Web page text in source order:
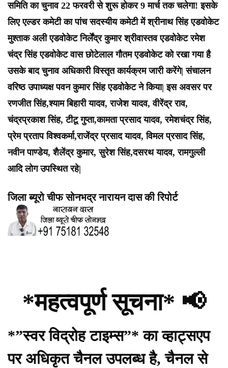
समिति का चुनाव 22 फरवरी से शुरू होकर 9 मार्च तक चलेगा! इसके
लिए एल्डर कमेटी का पांच सदस्यीय कमेटी में श्रीनाथ सिंह एडवोकेट
मुश्ताक अली एडवोकेट निर्लेंद्र कुमार श्रीवास्तव एडवोकेट रमेश
चंद्र सिंह एडवोकेट वास छोटेलाल गौतम एडवोकेट को रखा गया है
उसके बाद चुनाव अधिकारी विस्तृत कार्यक्रम जारी करेंगे| संचालन
वरिष्ठ उपाध्यक्ष पवन कुमार सिंह एडवोकेट ने किया| इस अवसर पर
रणजीत सिंह,श्याम बिहारी यादव, राजेश यादव, वीरेंद्र राव,
चंद्रप्रकाश सिंह, टीटू गुप्ता,कामता प्रसाद यादव, रमेशचंद्र सिंह,
प्रेम प्रताप विश्वकर्मा,राजेंद्र प्रसाद यादव, विमल प्रसाद सिंह,
नवीन पाण्डेय, शैलेंद्र कुमार, सुरेश सिंह,दसरथ यादव, रामगुल्ली
आदि लोग उपस्थित रहे|
जिला ब्यूरो चीफ सोनभद्र नारायन दास की रिपोर्ट
*महत्वपूर्ण सूचना* 📢
*”स्वर विद्रोह टाइम्स”* का व्हाट्सएप
पर अधिकृत चैनल उपलब्ध है, चैनल से